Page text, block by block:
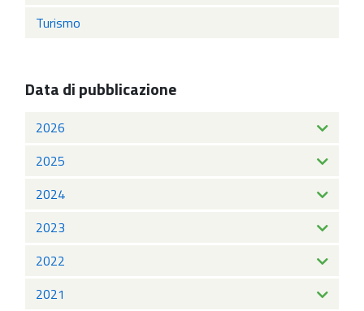
Turismo
Data di pubblicazione
2026
2025
2024
2023
2022
2021